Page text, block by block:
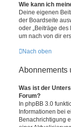
Wie kann ich
Deine eigenen
der Boardseite
oder „Beiträge
um nach von dir
Nach oben
Abonnements
Was ist der
Forum?
In phpBB 3.0
Informationen bei
Benachrichtigung